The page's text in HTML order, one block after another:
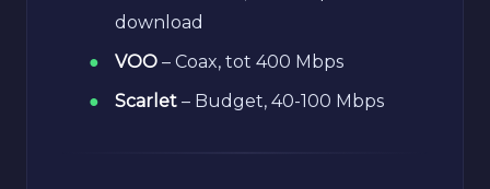
download
VOO – Coax, tot 400 Mbps
Scarlet – Budget, 40-100 Mbps